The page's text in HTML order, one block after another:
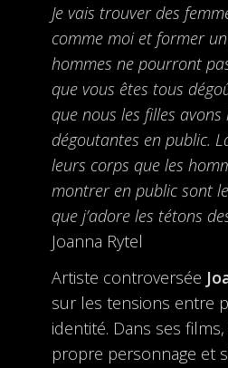
Je vais trouver des
comme moi et former
hommes ne pourront
que vous êtes tous
que nous les filles avons
dégoutantes en public.
leurs corps que les
montrer en public sont
que j’adore les tétons
Joanna Rytel
Artiste controversée
sur les tensions entre
identité. Dans ses
propre personnage et